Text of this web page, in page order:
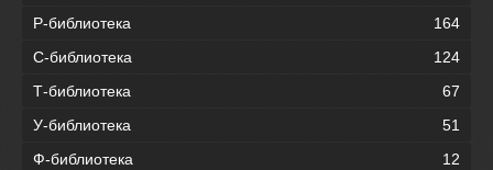
Р-библиотека
164
С-библиотека
124
Т-библиотека
67
У-библиотека
51
Ф-библиотека
12